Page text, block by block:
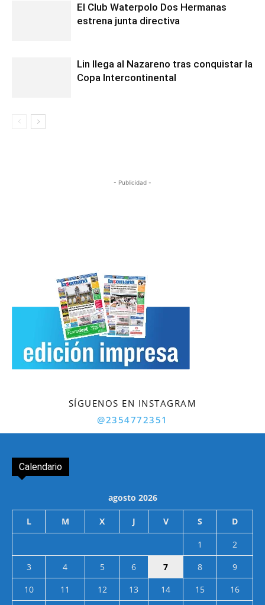
El Club Waterpolo Dos Hermanas
estrena junta directiva
Lin llega al Nazareno tras conquistar la
Copa Intercontinental
- Publicidad -
SÍGUENOS EN INSTAGRAM
@2354772351
Calendario
agosto 2026
L M X J V S D
1
2
3
4 5 6 7 8
9
10
11 12 13 14 15
16